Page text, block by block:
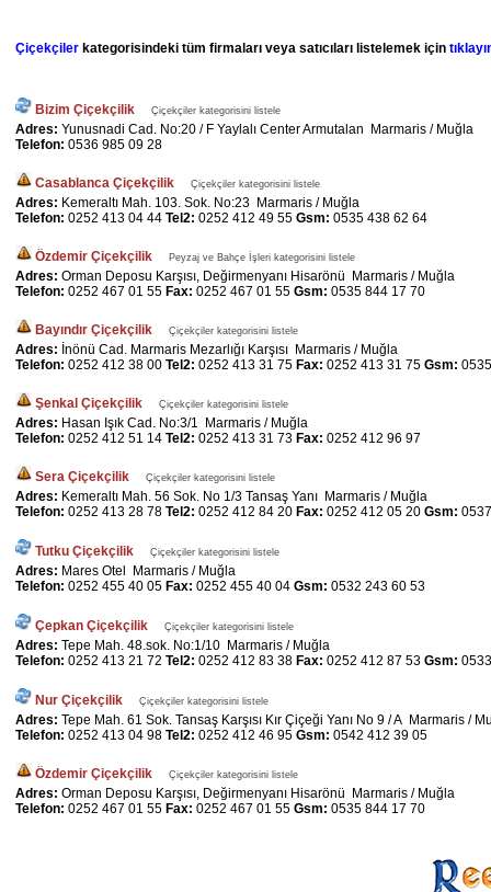
Çiçekçiler kategorisindeki tüm firmaları veya satıcıları listelemek için
Bizim Çiçekçilik Çiçekçiler kategorisini listele
Adres: Yunusnadi Cad. No:20 / F Yaylalı Center Armutalan Marmaris / Muğla
Telefon: 0536 985 09 28
Casablanca Çiçekçilik Çiçekçiler kategorisini listele
Adres: Kemeraltı Mah. 103. Sok. No:23 Marmaris / Muğla
Telefon: 0252 413 04 44 Tel2: 0252 412 49 55 Gsm: 0535 438 62 64
Özdemir Çiçekçilik Peyzaj ve Bahçe İşleri kategorisini listele
Adres: Orman Deposu Karşısı, Değirmenyanı Hisarönü Marmaris / Muğla
Telefon: 0252 467 01 55 Fax: 0252 467 01 55 Gsm: 0535 844 17 70
Bayındır Çiçekçilik Çiçekçiler kategorisini listele
Adres: İnönü Cad. Marmaris Mezarlığı Karşısı Marmaris / Muğla
Telefon: 0252 412 38 00 Tel2: 0252 413 31 75 Fax: 0252 413 31 75 Gsm:
Şenkal Çiçekçilik Çiçekçiler kategorisini listele
Adres: Hasan Işık Cad. No:3/1 Marmaris / Muğla
Telefon: 0252 412 51 14 Tel2: 0252 413 31 73 Fax: 0252 412 96 97
Sera Çiçekçilik Çiçekçiler kategorisini listele
Adres: Kemeraltı Mah. 56 Sok. No 1/3 Tansaş Yanı Marmaris / Muğla
Telefon: 0252 413 28 78 Tel2: 0252 412 84 20 Fax: 0252 412 05 20 Gsm:
Tutku Çiçekçilik Çiçekçiler kategorisini listele
Adres: Mares Otel Marmaris / Muğla
Telefon: 0252 455 40 05 Fax: 0252 455 40 04 Gsm: 0532 243 60 53
Çepkan Çiçekçilik Çiçekçiler kategorisini listele
Adres: Tepe Mah. 48.sok. No:1/10 Marmaris / Muğla
Telefon: 0252 413 21 72 Tel2: 0252 412 83 38 Fax: 0252 412 87 53 Gsm:
Nur Çiçekçilik Çiçekçiler kategorisini listele
Adres: Tepe Mah. 61 Sok. Tansaş Karşısı Kır Çiçeği Yanı No 9 / A Marmaris /
Telefon: 0252 413 04 98 Tel2: 0252 412 46 95 Gsm: 0542 412 39 05
Özdemir Çiçekçilik Çiçekçiler kategorisini listele
Adres: Orman Deposu Karşısı, Değirmenyanı Hisarönü Marmaris / Muğla
Telefon: 0252 467 01 55 Fax: 0252 467 01 55 Gsm: 0535 844 17 70